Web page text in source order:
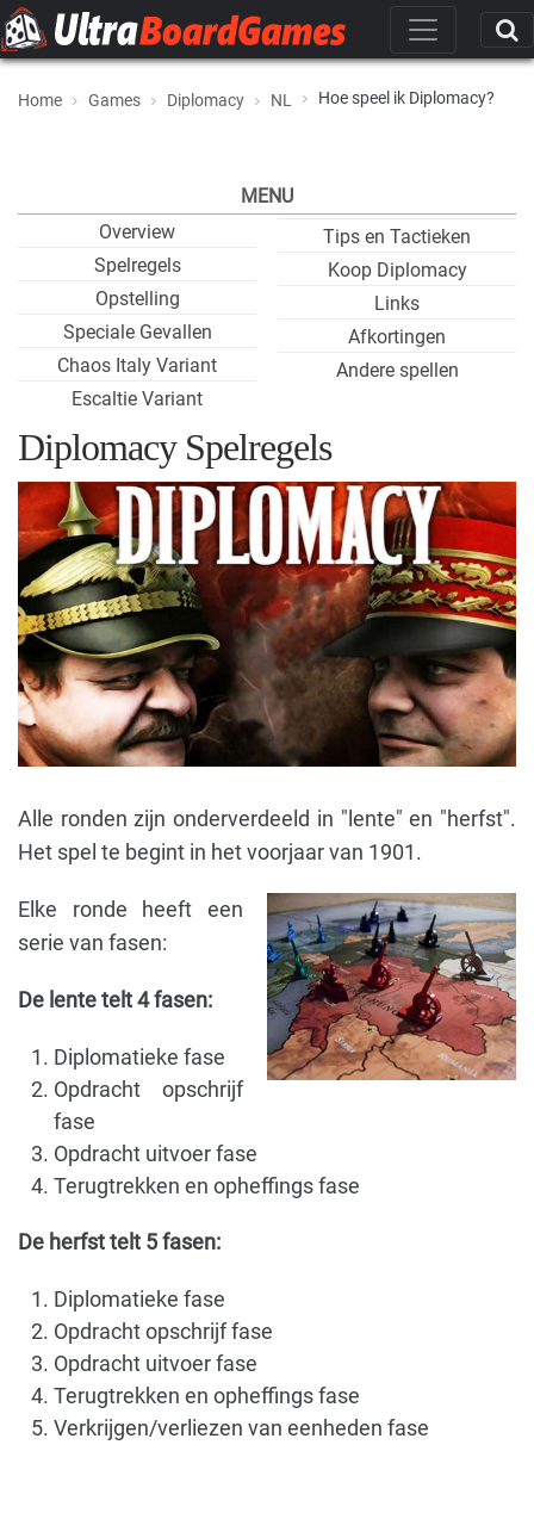
Home Games Diplomacy NL Hoe speel ik Diplomacy?
MENU
Overview
Spelregels
Opstelling
Speciale Gevallen
Chaos Italy Variant
Escaltie Variant
Tips en Tactieken
Koop Diplomacy
Links
Afkortingen
Andere spellen
Diplomacy Spelregels
Alle ronden zijn onderverdeeld in "lente" en "herfst".
Het spel te begint in het voorjaar van 1901.
Elke ronde heeft een
serie van fasen:
De lente telt 4 fasen:
Diplomatieke fase
Opdracht opschrijf
fase
Opdracht uitvoer fase
Terugtrekken en opheffings fase
De herfst telt 5 fasen:
Diplomatieke fase
Opdracht opschrijf fase
Opdracht uitvoer fase
Terugtrekken en opheffings fase
Verkrijgen/verliezen van eenheden fase